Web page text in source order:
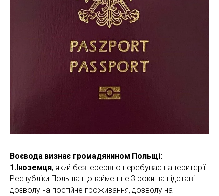
Воєвода визнає громадянином Польщі:
1.Іноземця, який безперервно перебуває на території
Республіки Польща щонайменше 3 роки на підставі
дозволу на постійне проживання, дозволу на